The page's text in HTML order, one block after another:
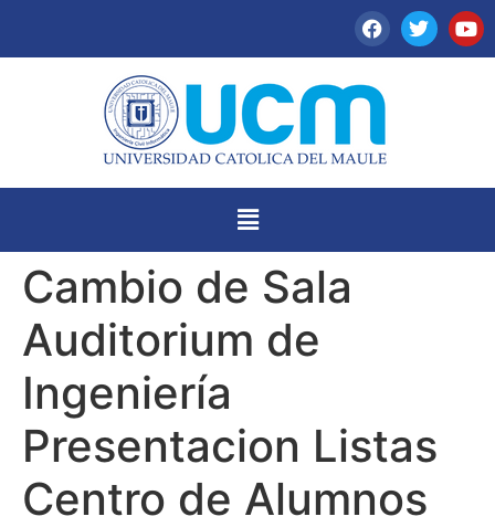
Cambio de Sala
Auditorium de
Ingeniería
Presentacion Listas
Centro de Alumnos